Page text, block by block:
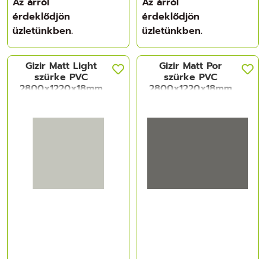
érdeklődjön
üzletünkben.
érdeklődjön
üzletünkben.
Gizir Matt Light
szürke PVC
2800x1220x18mm
Gizir Matt Por
szürke PVC
2800x1220x18mm